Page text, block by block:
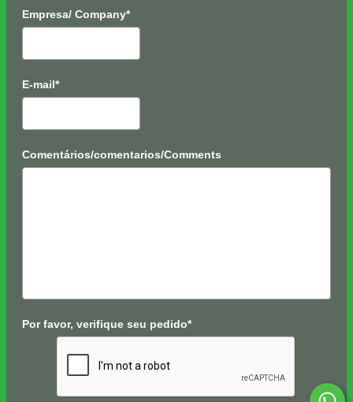
Empresa/ Company*
E-mail*
Comentários/comentarios/Comments
Por favor, verifique seu pedido*